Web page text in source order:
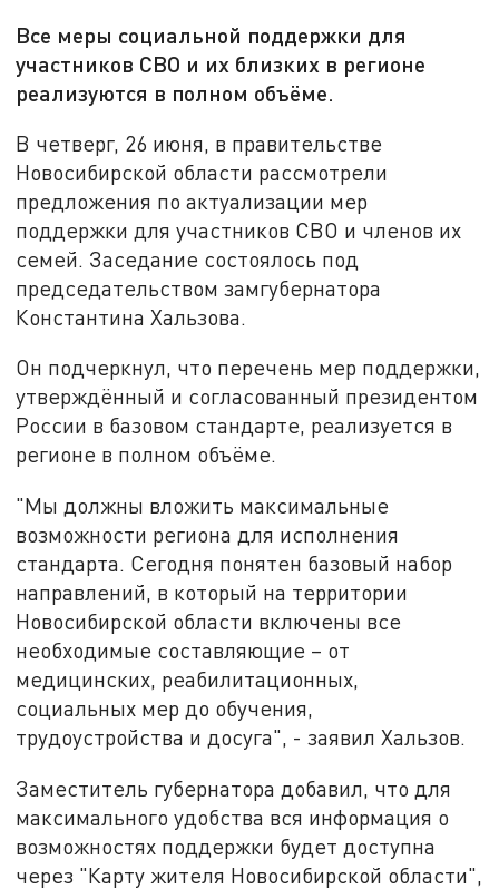
Все меры социальной поддержки для
участников СВО и их близких в регионе
реализуются в полном объёме.
В четверг, 26 июня, в правительстве
Новосибирской области рассмотрели
предложения по актуализации мер
поддержки для участников СВО и членов их
семей. Заседание состоялось под
председательством замгубернатора
Константина Хальзова.
Он подчеркнул, что перечень мер поддержки,
утверждённый и согласованный президентом
России в базовом стандарте, реализуется в
регионе в полном объёме.
"Мы должны вложить максимальные
возможности региона для исполнения
стандарта. Сегодня понятен базовый набор
направлений, в который на территории
Новосибирской области включены все
необходимые составляющие – от
медицинских, реабилитационных,
социальных мер до обучения,
трудоустройства и досуга", - заявил Хальзов.
Заместитель губернатора добавил, что для
максимального удобства вся информация о
возможностях поддержки будет доступна
через "Карту жителя Новосибирской области",